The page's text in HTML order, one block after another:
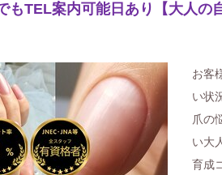
TEL案内可能日あり【大人の
お客
い状
爪の
い大
育成